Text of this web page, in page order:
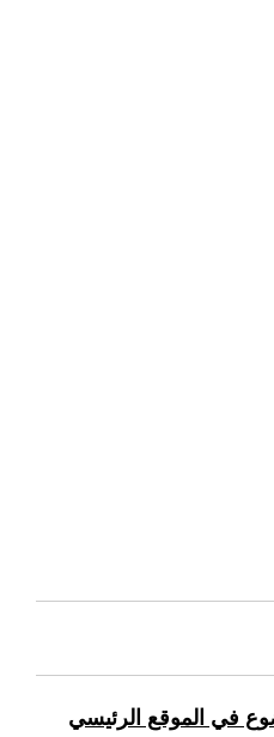
في الموقع الرئيسي